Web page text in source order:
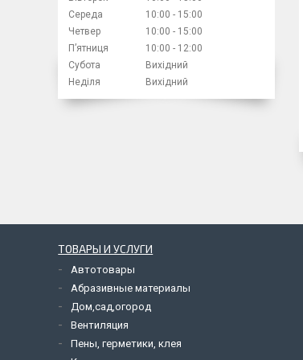
Середа
10:00
15:00
Четвер
10:00
15:00
Пʼятниця
10:00
12:00
Субота
Вихідний
Неділя
Вихідний
ТОВАРЫ И УСЛУГИ
Автотовары
Абразивные материалы
Дом,сад,огород
Вентиляция
Пены, герметики, клея